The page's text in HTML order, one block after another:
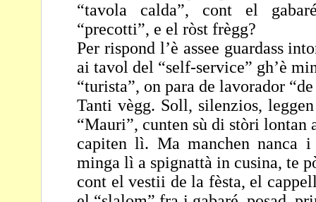
“tavola calda”, cont el
“precotti”, e el ròst frègg?
Per rispond l’è assee guardass
ai tavol del “self-service” gh’è
“turista”, on para de lavorador
Tanti vègg. Soll, silenzios,
“Mauri”, cunten sù di stòri lontan
capiten lì. Ma manchen nanca
minga lì a spignattà in cusina, te
cont el vestii de la fèsta, el